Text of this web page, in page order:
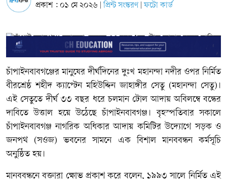
প্রকাশ : ০১ মে ২০২৬ প্রিন্ট সংস্করণ ফটো কার্ড
চাঁপাইনবাবগঞ্জের মানুষের দীর্ঘদিনের দুঃখ মহানন্দা নদীর ওপর নির্মিত
বীরশ্রেষ্ঠ শহীদ ক্যাপ্টেন মহিউদ্দিন জাহাঙ্গীর সেতু (মহানন্দা সেতু)।
এই সেতুতে দীর্ঘ ৩৩ বছর ধরে চলমান টোল আদায় অবিলম্বে বন্ধের
দাবিতে উত্তাল হয়ে উঠেছে চাঁপাইনবাবগঞ্জ। বৃহস্পতিবার সকালে
চাঁপাইনবাবগঞ্জ নাগরিক অধিকার আদায় কমিটির উদ্যোগে সড়ক ও
জনপথ (সওজ) ভবনের সামনে এক বিশাল মানববন্ধন কর্মসূচি
অনুষ্ঠিত হয়।
​মানববন্ধনে বক্তারা ক্ষোভ প্রকাশ করে বলেন, ১৯৯৩ সালে নির্মিত এই